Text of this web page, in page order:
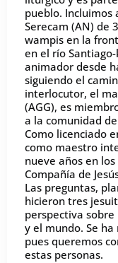
pueblo. Incluimos
Serecam (AN) de
wampis en la
en el río
animador desde
siguiendo el
interlocutor, el
(AGG), es
a la comunidad
Como licenciado
como maestro
nueve años en
Compañía de
Las preguntas,
hicieron tres
perspectiva
y el mundo. Se
pues queremos
estas personas.